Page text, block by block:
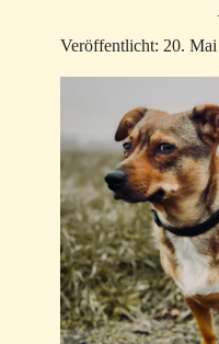
Veröffentlicht: 20.